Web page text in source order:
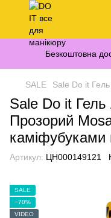
Безкоштовна
SALE Sale Do it
Sale Do it Гель
Прозорий
каміфубуками
Артикул: ЦН000149121
SALE
−70%
VIDEO